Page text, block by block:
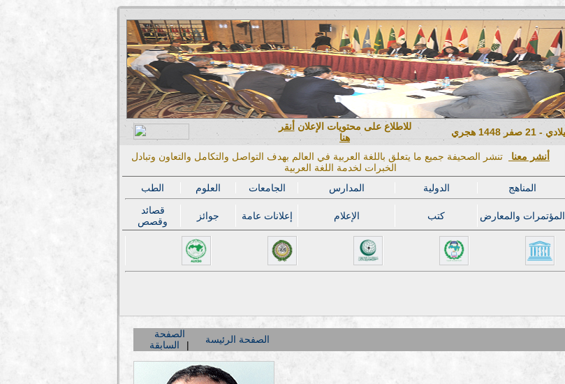
للاطلاع على محتويات الإعلان أنقر
هنا
أنشر معنا
تنشر الصحيفة جميع ما يتعلق باللغة العربية في العالم بهدف التواصل والتكامل والتعاون وتبادل
الخبرات لخدمة اللغة العربية
الطب العلوم الجامعات المدارس الدولية المناهج
قصائد
وقصص
جوائز إعلانات عامة الإعلام كتب المؤتمرات والمعارض
الصفحة
السابقة
الصفحة الرئيسة